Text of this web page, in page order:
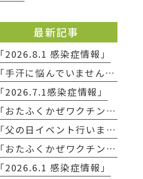
最新記事
「2026.8.1 感染症情報」
「手汗に悩んでいませんか？」
「2026.7.1感染症情報」
「おたふくかぜワクチン予約終了のお知らせ」
「父の日イベント行いました」
「おたふくかぜワクチン入荷のお知らせ」
「2026.6.1 感染症情報」